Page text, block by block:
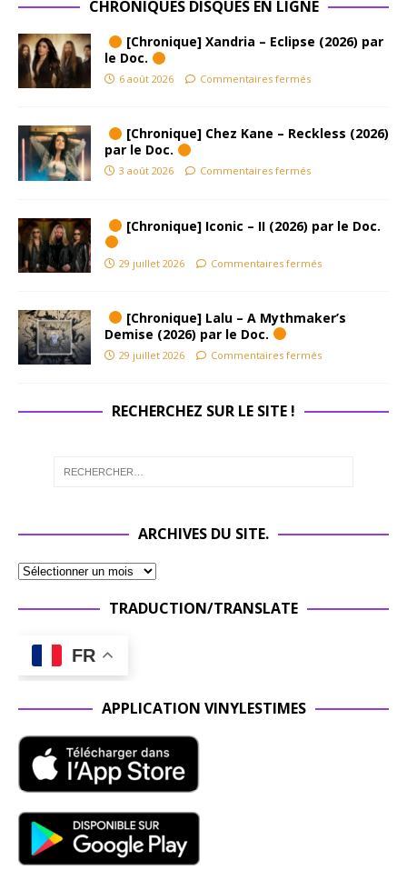
CHRONIQUES DISQUES EN LIGNE
[Chronique] Xandria – Eclipse (2026) par
le Doc.
6 août 2026 Commentaires fermés
[Chronique] Chez Kane – Reckless (2026)
par le Doc.
3 août 2026 Commentaires fermés
[Chronique] Iconic – II (2026) par le Doc.
29 juillet 2026 Commentaires fermés
[Chronique] Lalu – A Mythmaker’s
Demise (2026) par le Doc.
29 juillet 2026 Commentaires fermés
RECHERCHEZ SUR LE SITE !
ARCHIVES DU SITE.
TRADUCTION/TRANSLATE
FR
APPLICATION VINYLESTIMES